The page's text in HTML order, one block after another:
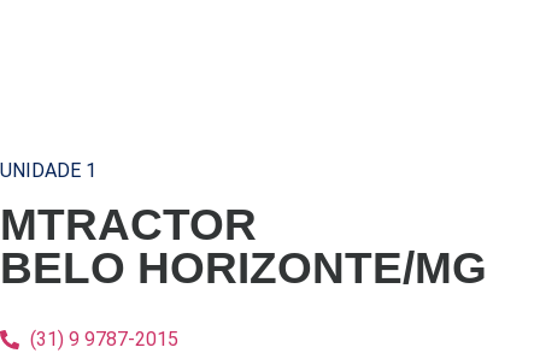
UNIDADE 1
MTRACTOR
BELO HORIZONTE/MG
(31) 9 9787-2015